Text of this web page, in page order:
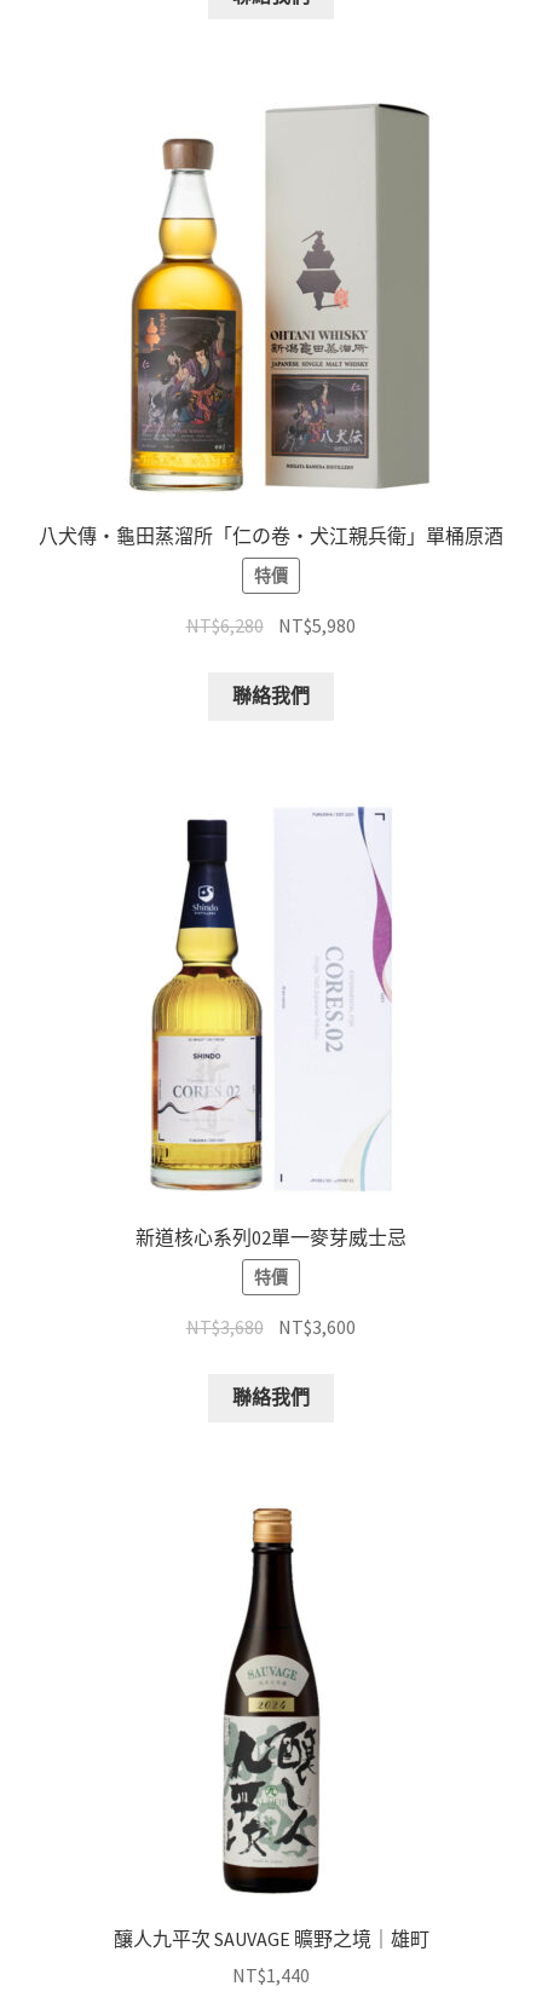
八犬傳・龜田蒸溜所「仁の卷・犬江親兵衛」單桶原酒
特價
NT$6,280 NT$5,980
聯絡我們
新道核心系列02單一麥芽威士忌
特價
NT$3,680 NT$3,600
聯絡我們
釀人九平次 SAUVAGE 曠野之境｜雄町
NT$1,440